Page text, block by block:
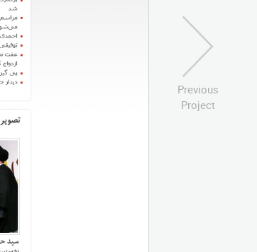
Previous
Project